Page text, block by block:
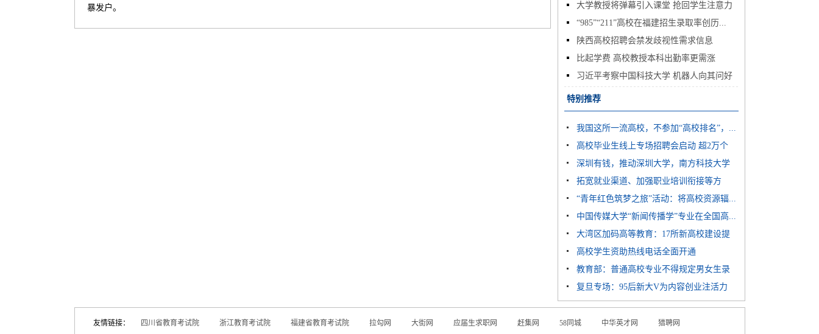
暴发户。
大学教授将弹幕引入课堂 抢回学生注意力
“985”“211”高校在福建招生录取率创历...
陕西高校招聘会禁发歧视性需求信息
比起学费 高校教授本科出勤率更需涨
习近平考察中国科技大学 机器人向其问好
特别推荐
我国这所一流高校，不参加“高校排名”，...
高校毕业生线上专场招聘会启动 超2万个
岗...深圳有钱，推动深圳大学，南方科技大学
两...拓宽就业渠道、加强职业培训衔接等方
面，...“青年红色筑梦之旅”活动：将高校资源辐...
中国传媒大学“新闻传播学”专业在全国高...
大湾区加码高等教育：17所新高校建设提
速...高校学生资助热线电话全面开通
教育部：普通高校专业不得规定男女生录
取...复旦专场：95后新大V为内容创业注活力
友情链接： 四川省教育考试院 浙江教育考试院 福建省教育考试院 拉勾网 大街网 应届生求职网 赶集网 58同城 中华英才网 猎聘网